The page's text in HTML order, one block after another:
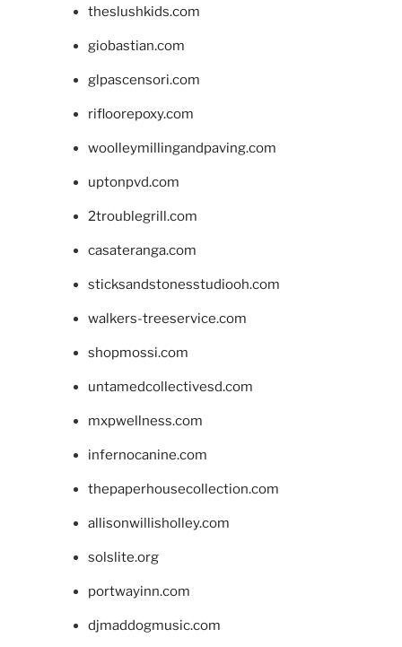
theslushkids.com
giobastian.com
glpascensori.com
rifloorepoxy.com
woolleymillingandpaving.com
uptonpvd.com
2troublegrill.com
casateranga.com
sticksandstonesstudiooh.com
walkers-treeservice.com
shopmossi.com
untamedcollectivesd.com
mxpwellness.com
infernocanine.com
thepaperhousecollection.com
allisonwillisholley.com
solslite.org
portwayinn.com
djmaddogmusic.com